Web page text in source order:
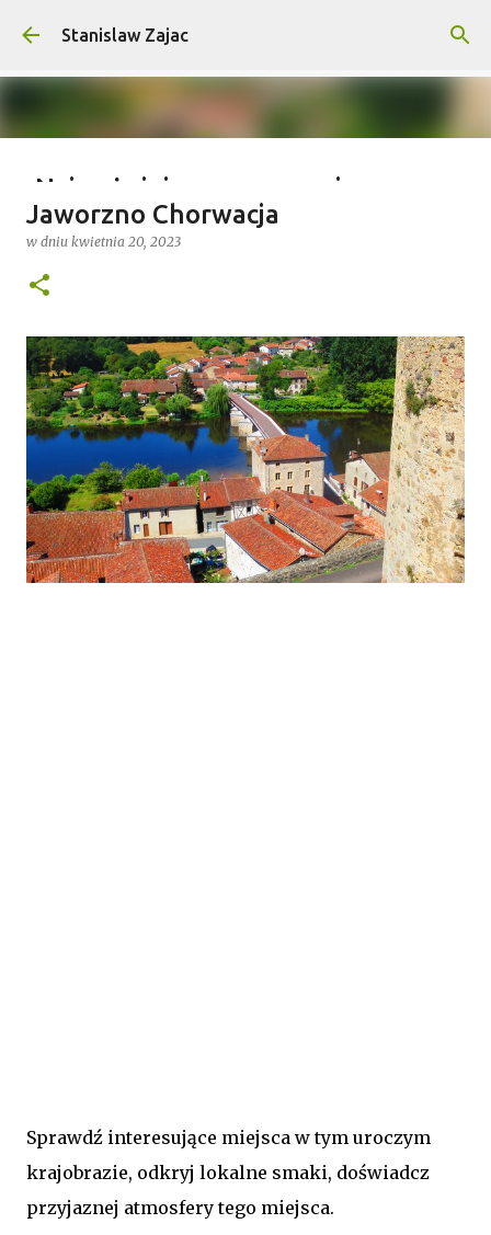
Przejdź do głównej zawartości
Stanislaw Zajac
Najważniejsze wymagania na
wyprawy outdoorowe – co musisz
wiedzieć?
w dniu
Jaworzno Chorwacja
w dniu kwietnia 20, 2023
Sprawdź interesujące miejsca w tym uroczym
krajobrazie, odkryj lokalne smaki, doświadcz
przyjaznej atmosfery tego miejsca.